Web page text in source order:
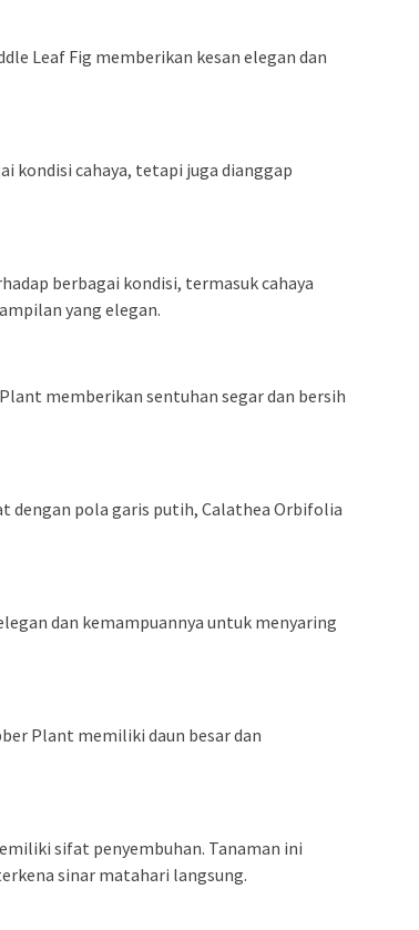
Leaf Fig memberikan kesan elegan dan
kondisi cahaya, tetapi juga dianggap
berbagai kondisi, termasuk cahaya
yang elegan.
memberikan sentuhan segar dan bersih
dengan pola garis putih, Calathea Orbifolia
dan kemampuannya untuk menyaring
Plant memiliki daun besar dan
sifat penyembuhan. Tanaman ini
sinar matahari langsung.